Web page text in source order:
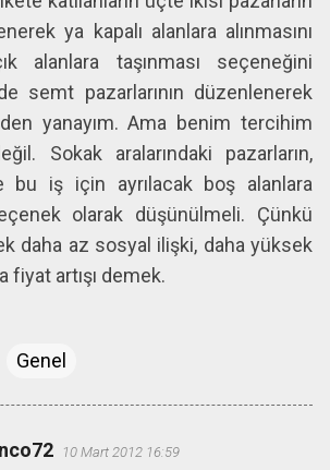
ya kapalı alanlara alınmasını
alanlara taşınması seçeneğini
semt pazarlarının düzenlenerek
yanayım. Ama benim tercihim
Sokak aralarındaki pazarların,
iş için ayrılacak boş alanlara
olarak düşünülmeli. Çünkü
daha az sosyal ilişki, daha yüksek
fiyat artışı demek.
Genel
10 Mart 2012 16:59